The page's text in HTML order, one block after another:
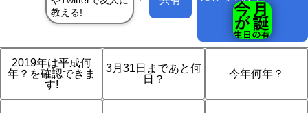
2019年は平成何
年？を確認できま
す!
3月31日まであと何
日？
今年何年？